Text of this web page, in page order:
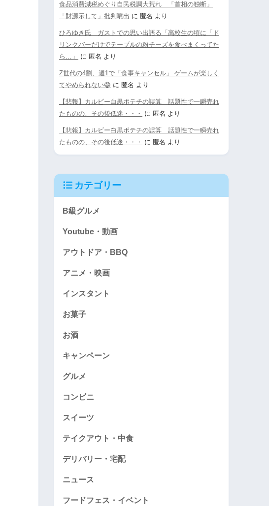
食品消費減税めぐり自民税調大荒れ 「首相の独断」
「財源示して」批判噴出 に 匿名 より
ひろゆき氏 ガストでの思い出語る「高校生の頃に「ド
リンクバーだけでテーブルの粉チーズを食べまくってた
ら…」
に 匿名 より
Z世代の4割、週1で「食事キャンセル」 ゲームが楽しく
てやめられない😁 に 匿名 より
【悲報】カルビー白黒ポテチの誤算 話題性で一瞬売れ
たものの、その後低迷・・・
に 匿名 より
【悲報】カルビー白黒ポテチの誤算 話題性で一瞬売れ
たものの、その後低迷・・・
に 匿名 より
カテゴリー
B級グルメ
Youtube・動画
アウトドア・BBQ
アニメ・映画
インスタント
お菓子
お酒
キャンペーン
グルメ
コンビニ
スイーツ
テイクアウト・中食
デリバリー・宅配
ニュース
フードフェス・イベント